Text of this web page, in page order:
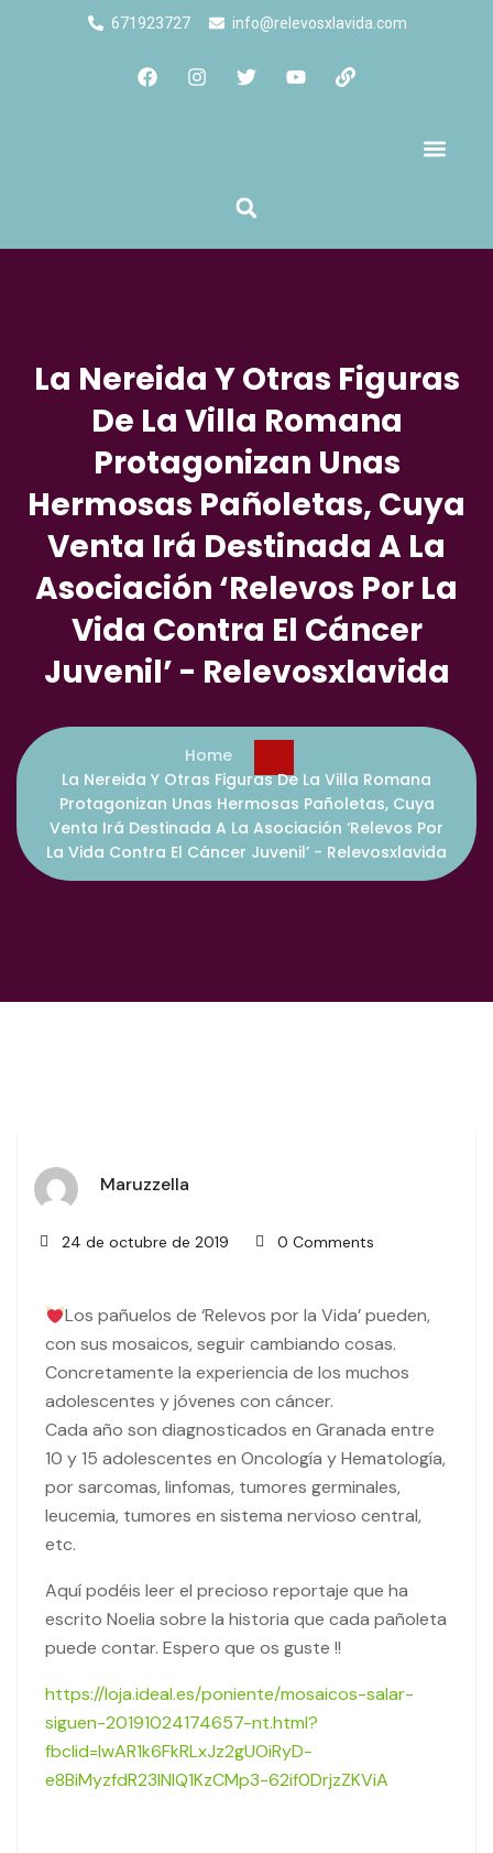
671923727 info@relevosxlavida.com
La Nereida Y Otras Figuras
De La Villa Romana
Protagonizan Unas
Hermosas Pañoletas, Cuya
Venta Irá Destinada A La
Asociación ‘Relevos Por La
Vida Contra El Cáncer
Juvenil’ - Relevosxlavida
Home
La Nereida Y Otras Figuras De La Villa Romana
Protagonizan Unas Hermosas Pañoletas, Cuya
Venta Irá Destinada A La Asociación ‘Relevos Por
La Vida Contra El Cáncer Juvenil’ - Relevosxlavida
Maruzzella
24 de octubre de 2019 0 Comments
Los pañuelos de ‘Relevos por la Vida’ pueden,
con sus mosaicos, seguir cambiando cosas.
Concretamente la experiencia de los muchos
adolescentes y jóvenes con cáncer.
Cada año son diagnosticados en Granada entre
10 y 15 adolescentes en Oncología y Hematología,
por sarcomas, linfomas, tumores germinales,
leucemia, tumores en sistema nervioso central,
etc.
Aquí podéis leer el precioso reportaje que ha
escrito Noelia sobre la historia que cada pañoleta
puede contar. Espero que os guste !!
https://loja.ideal.es/poniente/mosaicos-salar-
siguen-20191024174657-nt.html?
fbclid=IwAR1k6FkRLxJz2gUOiRyD-
e8BiMyzfdR23lNlQ1KzCMp3-62if0DrjzZKViA